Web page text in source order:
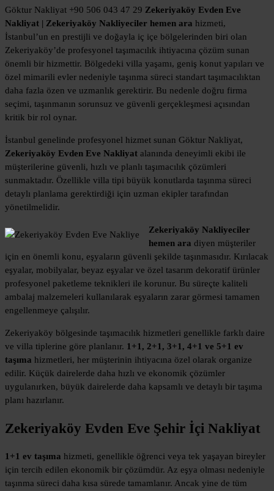
Göktur Nakliyat +90 506 043 47 29 Zekeriyaköy Evden Eve
Nakliyat | Zekeriyaköy Nakliyeciler hemen ara hizmeti,
İstanbul’un en prestijli ve doğayla iç içe bölgelerinden biri olan
Zekeriyaköy’de profesyonel taşımacılık ihtiyacına çözüm sunan
önemli bir hizmettir. Bölgedeki villa yaşamı, geniş konut yapıları ve
özel mimarili evler nedeniyle taşınma süreci standart taşımacılıktan
daha fazla özen ve uzmanlık gerektirir. Bu nedenle doğru firma
seçimi, taşınmanın sorunsuz ve güvenli gerçekleşmesi açısından
kritik bir rol oynar.
İstanbul genelinde profesyonel hizmet sunan Göktur Nakliyat,
Zekeriyaköy Evden Eve Nakliyat alanında deneyimli ekibi ile
müşterilerine güvenli, hızlı ve planlı taşımacılık çözümleri
sunmaktadır. Özellikle villa tipi büyük konutlarda taşınma süreci
detaylı planlama gerektirdiği için uzman ekipler tarafından
yönetilmelidir.
Zekeriyaköy Nakliyeciler
hemen ara diyen müşteriler
için en önemli konu, eşyaların güvenli şekilde taşınmasıdır. Kırılacak
eşyalar, mobilyalar, beyaz eşyalar ve özel tasarım dekoratif ürünler
profesyonel paketleme teknikleri ile korunur. Bu süreçte kaliteli
ambalaj malzemeleri kullanılarak eşyaların zarar görmesi tamamen
engellenmeye çalışılır.
Zekeriyaköy bölgesinde taşımacılık hizmetleri genellikle farklı daire
ve villa tiplerine göre planlanır. 1+1, 2+1, 3+1, 4+1 ve 5+1 ev
taşıma hizmetleri, her müşterinin ihtiyacına özel olarak organize
edilir. Küçük dairelerde daha hızlı ve ekonomik çözümler
uygulanırken, büyük dairelerde daha kapsamlı ve detaylı bir taşıma
planı hazırlanır.
Zekeriyaköy Evden Eve Şehir İçi Nakliyat
1+1 ev taşıma hizmeti, genellikle öğrenci veya tek yaşayan bireyler
için tercih edilen ekonomik bir çözümdür. Az eşya olması nedeniyle
taşınma süreci daha kısa sürede tamamlanır. Ancak yine de tüm